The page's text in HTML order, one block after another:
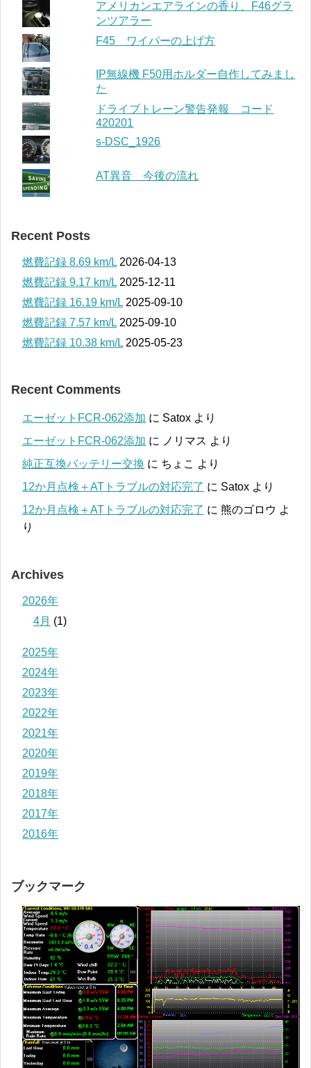
アメリカンエアラインの香り、F46グラ
ンツアラー
F45 ワイパーの上げ方
IP無線機 F50用ホルダー自作してみまし
た
ドライブトレーン警告発報 コード
420201
s-DSC_1926
AT異音 今後の流れ
Recent Posts
燃費記録 8.69 km/L 2026-04-13
燃費記録 9.17 km/L 2025-12-11
燃費記録 16.19 km/L 2025-09-10
燃費記録 7.57 km/L 2025-09-10
燃費記録 10.38 km/L 2025-05-23
Recent Comments
エーゼットFCR-062添加 に Satox より
エーゼットFCR-062添加 に ノリマス より
純正互換バッテリー交換 に ちょこ より
12か月点検＋ATトラブルの対応完了 に Satox より
12か月点検＋ATトラブルの対応完了 に 熊のゴロウ よ
り
Archives
2026年
4月 (1)
2025年
2024年
2023年
2022年
2021年
2020年
2019年
2018年
2017年
2016年
ブックマーク